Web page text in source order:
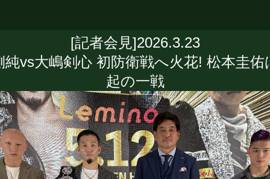
[記者会見]2026.3.23
純vs大嶋剣心 初防衛戦へ火花! 松本圭佑
起の一戦